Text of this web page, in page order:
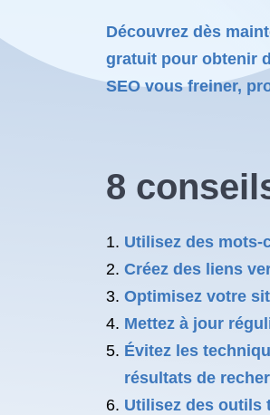
Découvrez dès
gratuit pour obtenir
SEO vous freiner,
8
Utilisez des
Créez des liens
Optimisez votre
Mettez à jour
Évitez les
résultats de
Utilisez des outils